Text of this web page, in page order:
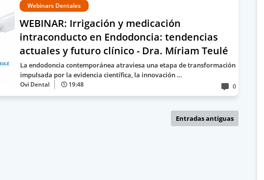
Webinars Dentales
WEBINAR: Irrigación y medicación
intraconducto en Endodoncia: tendencias
actuales y futuro clínico - Dra. Míriam Teulé
La endodoncia contemporánea atraviesa una etapa de transformación
impulsada por la evidencia científica, la innovación …
Ovi Dental 19:48 0
Entradas antiguas